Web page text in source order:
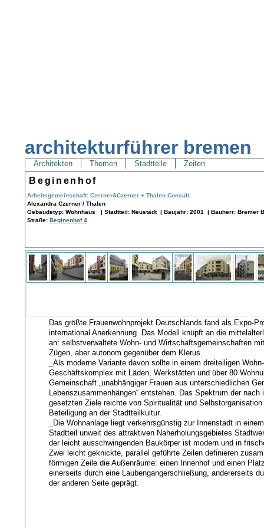
architekturführer bremen
Architekten Themen Stadtteile Zeiten
Beginenhof
Arbeitsgemeinschaft: Czerner&Czerner + Thalen Consult
Alexandra Czerner / Thalen
Gebäudetyp: Wohnhaus | Stadtteil: Neustadt | Baujahr: 2001 | Bauherr: Bremer
Straße:Beginenhof 4
Das größte Frauenwohnprojekt Deutschlands fand als Expo-
international Anerkennung. Das Modell knüpft an die
an: selbstverwaltete Wohn- und Wirtschaftsgemeinschaften
Zügen, aber autonom gegenüber dem Klerus.
_Als moderne Variante davon sollte in einem dreiteiligen
Geschäftskomplex mit Läden, Werkstätten und über 80
Gemeinschaft „unabhängiger Frauen aus unterschiedlichen
Lebenszusammenhängen“ entstehen. Das Spektrum der nach
gesetzten Ziele reichte von Spiritualität und
Beteiligung an der Stadtteilkultur.
_Die Wohnanlage liegt verkehrsgünstig zur Innenstadt in
Stadtteil unweit des attraktiven Naherholungsgebietes
der leicht ausschwingenden Baukörper ist modern und in
Zwei leicht geknickte, parallel geführte Zeilen definieren
förmigen Zeile die Außenräume: einen Innenhof und einen
einerseits durch eine Laubengangerschließung, andererseits
der anderen Seite geprägt.